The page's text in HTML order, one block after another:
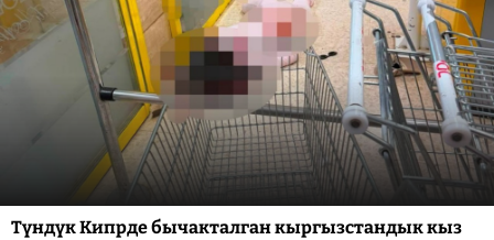
Түндүк Кипрде бычакталган кыргызстандык кыз